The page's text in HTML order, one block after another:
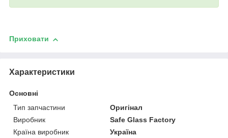
Приховати
Характеристики
Основні
Тип запчастини
Оригінал
Виробник
Safe Glass Factory
Країна виробник
Україна